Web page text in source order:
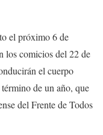
el próximo 6 de
los comicios del 22 de
el cuerpo
de un año, que
del Frente de Todos